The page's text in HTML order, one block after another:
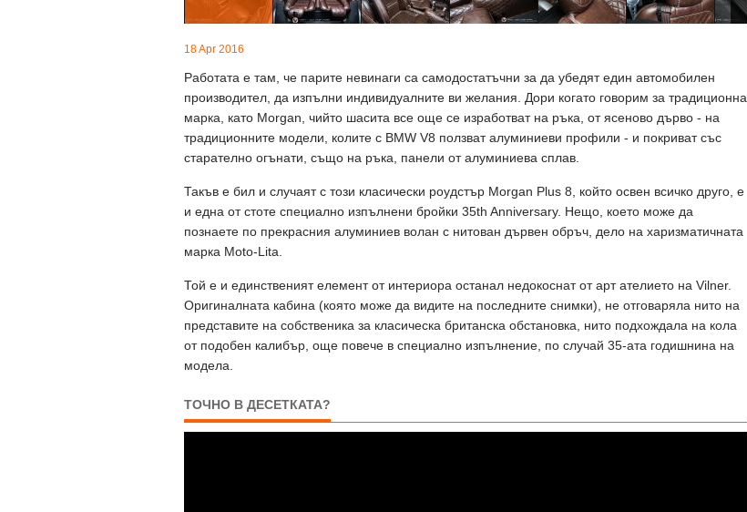
18 Apr 2016
Работата е там, че парите невинаги са самодостатъчни за да убедят един автомобилен
производител, да изпълни индивидуалните ви желания. Дори когато говорим за традиционна
марка, като Morgan, чийто шасита все още се изработват на ръка, от ясеново дърво - на
традиционните модели, колите с BMW V8 ползват алуминиеви профили - и покриват със
старателно огънати, също на ръка, панели от алуминиева сплав.
Такъв е бил и случаят с този класически роудстър Morgan Plus 8, който освен всичко друго, е
и една от стоте специално изпълнени бройки 35th Anniversary. Нещо, което може да
познаете по прекрасния алуминиев волан с нитован дървен обръч, дело на харизматичната
марка Moto-Lita.
Той е и единственият елемент от интериора останал недокоснат от арт ателието на Vilner.
Оригиналната кабина (която може да видите на последните снимки), не отговаряла нито на
представите на собственика за класическа британска обстановка, нито подхождала на кола
от подобен калибър, още повече в специално изпълнение, по случай 35-ата годишнина на
модела.
ТОЧНО В ДЕСЕТКАТА?